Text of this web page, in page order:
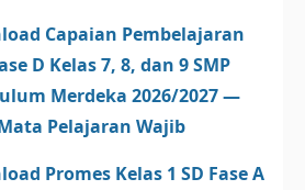
Capaian Pembelajaran
D Kelas 7, 8, dan 9 SMP
Merdeka 2026/2027 —
Pelajaran Wajib
Promes Kelas 1 SD Fase A